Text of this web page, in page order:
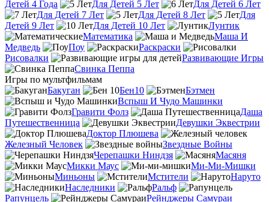
Детей 4 Года
Для Детей 5 Лет
Для Детей 6 Лет
Для Детей 7 Лет
Для Детей 8 Лет
Для
Детей 9 Лет
Для Детей 10 Лет
Лунтик
Математика
Маша И
Медведь
Поу
Раскраски
Рисовалки
Развивающие Игры
Свинка Пеппа
Игры по мультфильмам
Бакуган
Бен10
Бэтмен
Вспыш И Чудо Машинки
Гравити Фолз
Даша
Путешественница
Девушки Эквестрии
Доктор Плюшева
Железный Человек
Звездные Войны
Черепашки Ниндзя
Масяня
Микки Маус
Ми-Ми-Мишки
Миньоны
Мстители
Наруто
Наследники
Ральф
Рапунцель
Рейнджеры Самураи